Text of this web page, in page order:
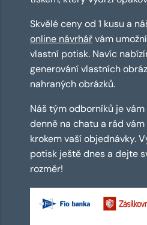
Skvělé ceny od 1 kusu a
online návrhářvám
vlastní potisk. Navíc
generování vlastních
nahraných obrázků.
Náš tým odborníků je
denně na chatu a rád
krokem vaší objednávky.
potisk ještě dnes a dejte
rozměr!